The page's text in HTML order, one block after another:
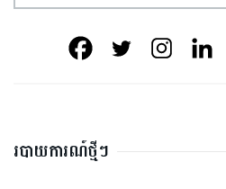
របាយការណ៍ថ្មីៗ